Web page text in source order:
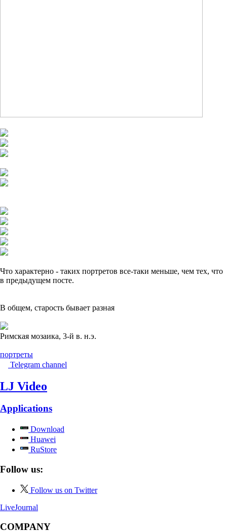
Что характерно - таких портретов все-таки меньше, чем тех, что
в предыдущем посте.
В общем, старость бывает разная
Римская мозаика, 3-й в. н.э.
портреты
Telegram channel
LJ Video
Applications
Download
Huawei
RuStore
Follow us:
Follow us on Twitter
LiveJournal
COMPANY